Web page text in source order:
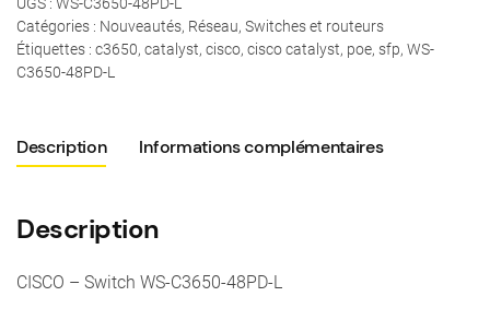
CISCO
-
WS-
L
-
ports
PoE+
Catégories : Nouveautés, Réseau, Switches et routeurs
Étiquettes : c3650, catalyst, cisco, cisco catalyst, poe, sfp, WS-
C3650-48PD-L
Description Informations complémentaires
Description
CISCO – Switch WS-C3650-48PD-L